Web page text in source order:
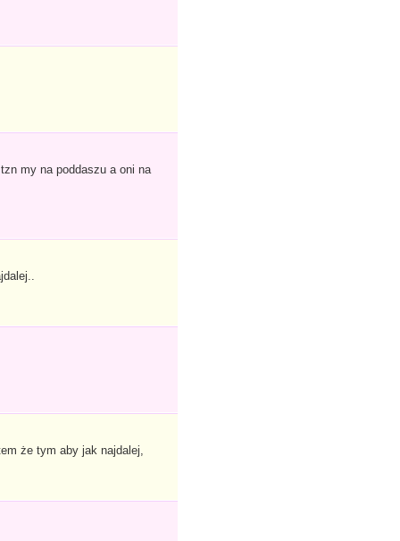
my na poddaszu a oni na
że tym aby jak najdalej,